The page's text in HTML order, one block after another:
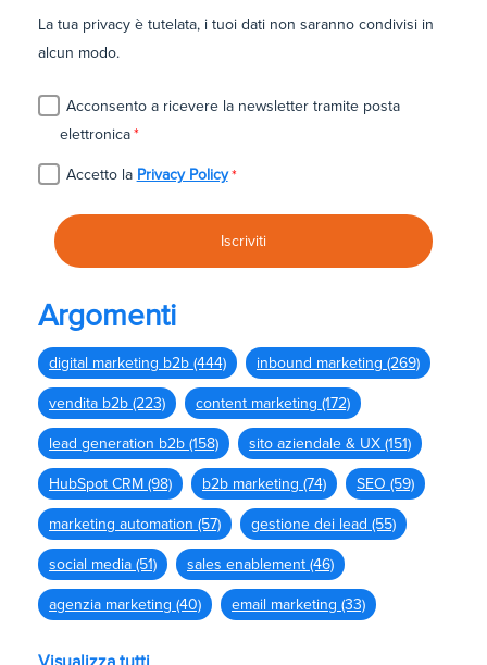
La tua privacy è tutelata, i tuoi dati non saranno condivisi in
alcun modo.
Acconsento a ricevere la newsletter tramite posta
elettronica*
Accetto la Privacy Policy *
Argomenti
digital marketing b2b (444) inbound marketing (269)
vendita b2b (223) content marketing (172)
lead generation b2b (158) sito aziendale & UX (151)
HubSpot CRM (98) b2b marketing (74) SEO (59)
marketing automation (57) gestione dei lead (55)
social media (51) sales enablement (46)
agenzia marketing (40) email marketing (33)